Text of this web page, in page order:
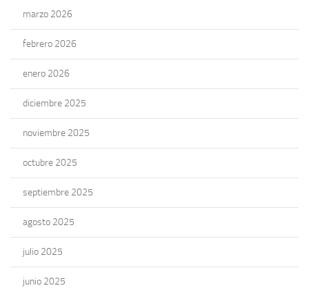
marzo 2026
febrero 2026
enero 2026
diciembre 2025
noviembre 2025
octubre 2025
septiembre 2025
agosto 2025
julio 2025
junio 2025